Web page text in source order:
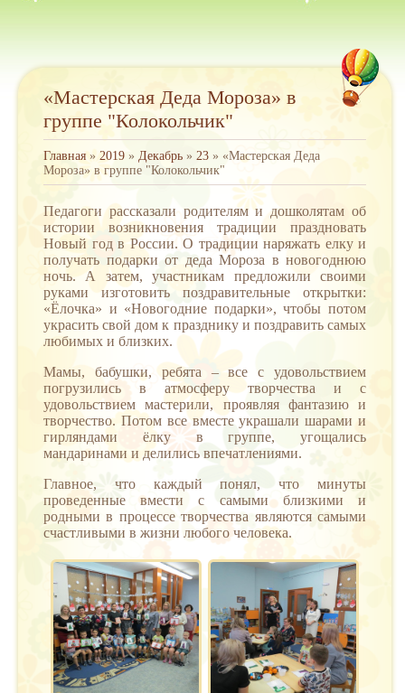
«Мастерская Деда Мороза» в
группе "Колокольчик"
Главная» 2019 » Декабрь » 23 » «Мастерская Деда
Мороза» в группе "Колокольчик"
Педагоги рассказали родителям и дошколятам об
истории возникновения традиции праздновать
Новый год в России. О традиции наряжать елку и
получать подарки от деда Мороза в новогоднюю
ночь. А затем, участникам предложили своими
руками изготовить поздравительные открытки:
«Ёлочка» и «Новогодние подарки», чтобы потом
украсить свой дом к празднику и поздравить самых
любимых и близких.
Мамы, бабушки, ребята – все с удовольствием
погрузились в атмосферу творчества и с
удовольствием мастерили, проявляя фантазию и
творчество. Потом все вместе украшали шарами и
гирляндами ёлку в группе, угощались
мандаринами и делились впечатлениями.
Главное, что каждый понял, что минуты
проведенные вмести с самыми близкими и
родными в процессе творчества являются самыми
счастливыми в жизни любого человека.